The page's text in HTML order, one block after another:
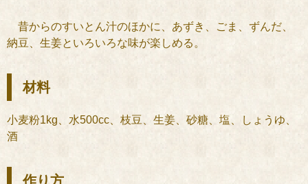
昔からのすいとん汁のほかに、あずき、ごま、ずんだ、
納豆、生姜といろいろな味が楽しめる。
材料
小麦粉1kg、水500cc、枝豆、生姜、砂糖、塩、しょうゆ、
酒
作り方